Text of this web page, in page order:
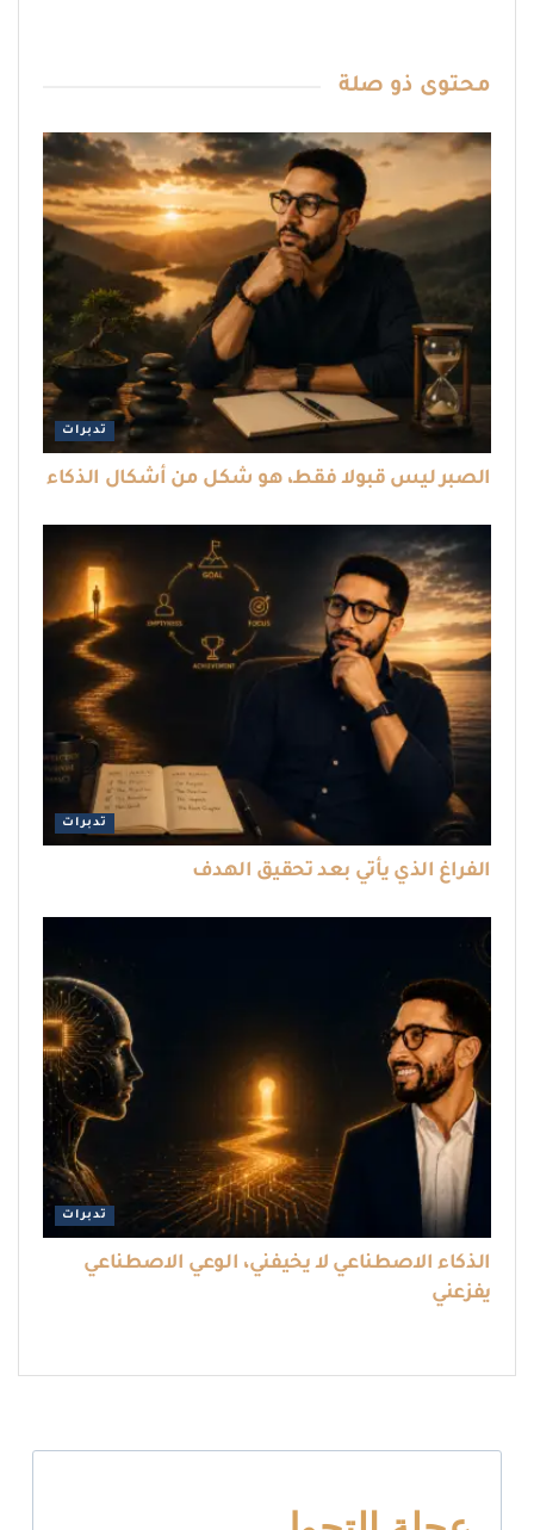
محتوى ذو صلة
تدبرات
الصبر ليس قبولا فقط، هو شكل من أشكال الذكاء
تدبرات
الفراغ الذي يأتي بعد تحقيق الهدف
تدبرات
الذكاء الاصطناعي لا يخيفني، الوعي الاصطناعي
يفزعني